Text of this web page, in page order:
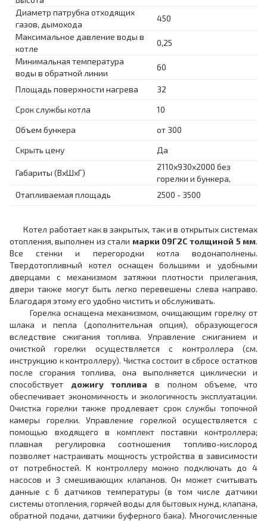
Диаметр патрубка отходящих
газов, дымохода
450
Максимальное давление воды в
котле
0,25
Минимальная температура
воды в обратной линии
60
Площадь поверхности нагрева
32
Срок службы котла
10
Объем бункера
от 300
Скрыть цену
Да
Габариты (ВхШхГ)
2110x930x2000 без
горелки и бункера,
Отапливаемая площадь
2500 - 3500
Котел работает как в закрытых, так и в открытых системах
отопления, выполнен из стали марки 09Г2С толщиной 5 мм.
Все стенки и перегородки котла водонаполнены.
Твердотопливный котел оснащен большими и удобными
дверцами с механизмом затяжки плотности прилегания,
двери также могут быть легко перевешены слева направо.
Благодаря этому его удобно чистить и обслуживать.
Горелка оснащена механизмом, очищающим горелку от
шлака и пепла (дополнительная опция), образующегося
вследствие сжигания топлива. Управление сжиганием и
очисткой горелки осуществляется с контроллера (см.
инструкцию к контроллеру). Чистка состоит в сбросе остатков
после сгорания топлива, она выполняется циклически и
способствует дожигу топлива в полном объеме, что
обеспечивает экономичность и экологичность эксплуатации.
Очистка горелки также продлевает срок службы топочной
камеры горелки. Управление горелкой осуществляется с
помощью входящего в комплект поставки контроллера;
плавная регулировка соотношения топливо-кислород
позволяет настраивать мощность устройства в зависимости
от потребностей. К контроллеру можно подключать до 4
насосов и 3 смешивающих клапанов. Он может считывать
данные с 6 датчиков температуры (в том числе датчики
системы отопления, горячей воды для бытовых нужд, клапана,
обратной подачи, датчики буферного бака). Многочисленные